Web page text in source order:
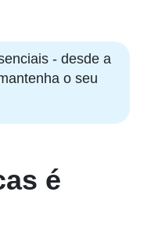
- desde a
o seu
é